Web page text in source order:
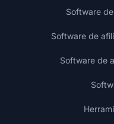
Software
Software de
Software de